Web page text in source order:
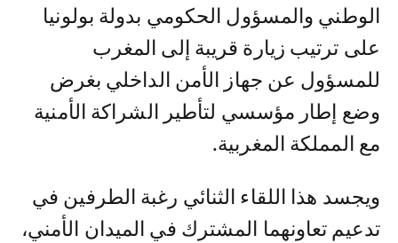
الوطني والمسؤول الحكومي بدولة بولونيا
على ترتيب زيارة قريبة إلى المغرب
للمسؤول عن جهاز الأمن الداخلي بغرض
وضع إطار مؤسسي لتأطير الشراكة الأمنية
مع المملكة المغربية.
ويجسد هذا اللقاء الثنائي رغبة الطرفين في
تدعيم تعاونهما المشترك في الميدان الأمني،